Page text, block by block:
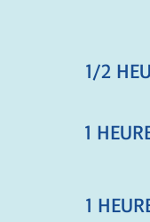
1/2
1
1